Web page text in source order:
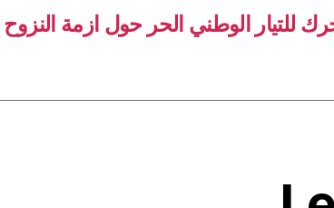
للتيار الوطني الحر حول ازمة